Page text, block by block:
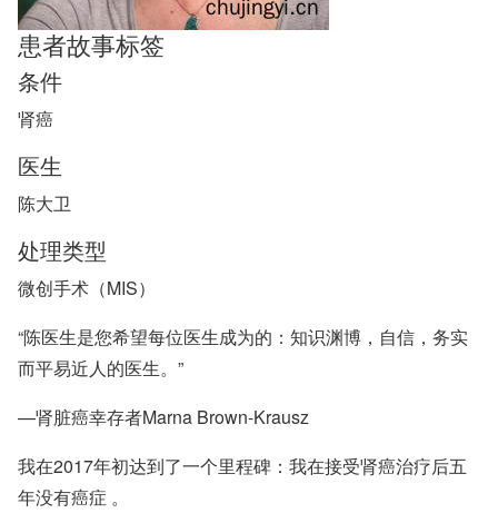
患者故事标签
条件
肾癌
医生
陈大卫
处理类型
微创手术（MIS）
“陈医生是您希望每位医生成为的：知识渊博，自信，务实
而平易近人的医生。”
—肾脏癌幸存者Marna Brown-Krausz
我在2017年初达到了一个里程碑：我在接受肾癌治疗后五
年没有癌症 。